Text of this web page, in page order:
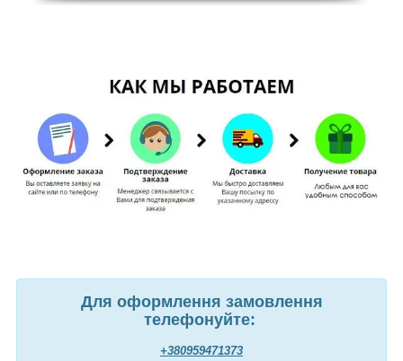
Для оформлення замовлення
телефонуйте:
+380959471373